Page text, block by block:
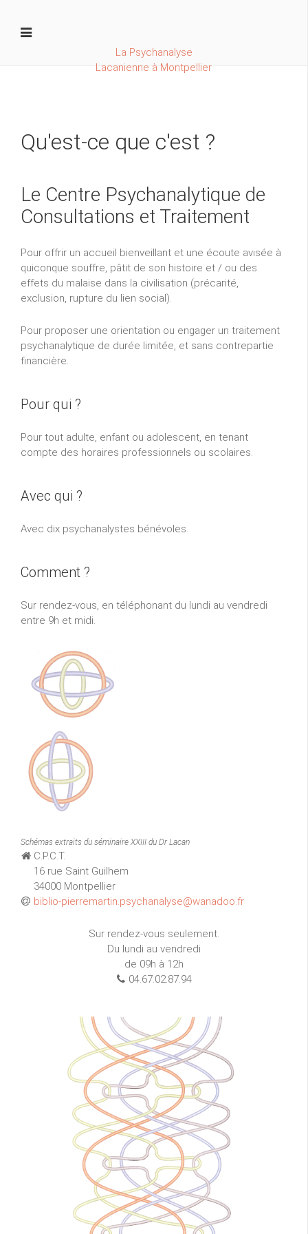
La Psychanalyse
Lacanienne à Montpellier
Qu'est-ce que c'est ?
Le Centre Psychanalytique de
Consultations et Traitement
Pour offrir un accueil bienveillant et une écoute avisée à
quiconque souffre, pâtit de son histoire et / ou des
effets du malaise dans la civilisation (précarité,
exclusion, rupture du lien social).
Pour proposer une orientation ou engager un traitement
psychanalytique de durée limitée, et sans contrepartie
financière.
Pour qui ?
Pour tout adulte, enfant ou adolescent, en tenant
compte des horaires professionnels ou scolaires.
Avec qui ?
Avec dix psychanalystes bénévoles.
Comment ?
Sur rendez-vous, en téléphonant du lundi au vendredi
entre 9h et midi.
Schémas extraits du séminaire XXIII du Dr Lacan
C.P.C.T.
16 rue Saint Guilhem
34000 Montpellier
biblio-pierremartin.psychanalyse@wanadoo.fr
Sur rendez-vous seulement.
Du lundi au vendredi
de 09h à 12h
04.67.02.87.94